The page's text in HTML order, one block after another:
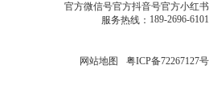
官方微信号官方抖音号官方小红书
服务热线： 189-2696-6101
网站地图 粤ICP备72267127号